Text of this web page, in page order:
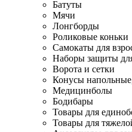
Батуты
Мячи
Лонгборды
Роликовые коньки
Самокаты для
Наборы защиты
Ворота и сетки
Конусы
Медицинболы
Бодибары
Товары для
Товары для